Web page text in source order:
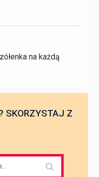
na każdą
SKORZYSTAJ Z